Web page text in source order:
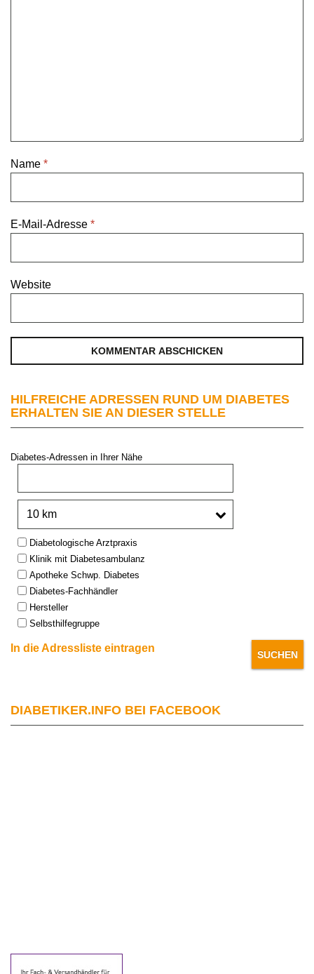
Name *
E-Mail-Adresse *
Website
HILFREICHE ADRESSEN RUND UM DIABETES
ERHALTEN SIE AN DIESER STELLE
Diabetes-Adressen in Ihrer Nähe
Type:Diabetologische Arztpraxis
Klinik mit Diabetesambulanz
Apotheke Schwp. Diabetes
Diabetes-Fachhändler
Hersteller
Selbsthilfegruppe
In die Adressliste eintragen
DIABETIKER.INFO BEI FACEBOOK